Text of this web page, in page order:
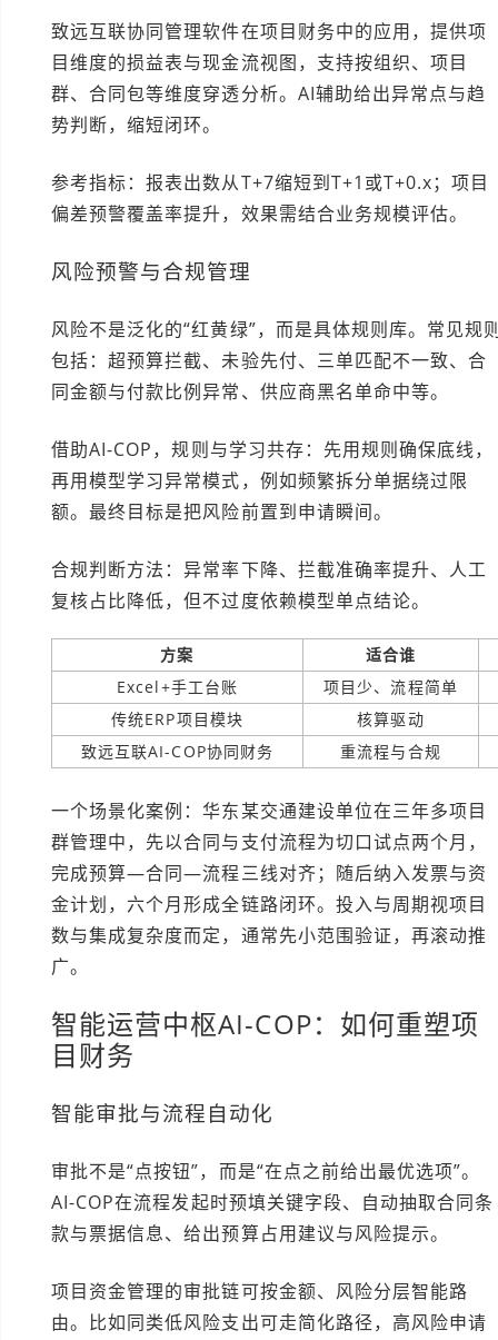
致远互联协同管理软件在项目财务中的应用，提供项
目维度的损益表与现金流视图，支持按组织、项目
群、合同包等维度穿透分析。AI辅助给出异常点与趋
势判断，缩短闭环。
参考指标：报表出数从T+7缩短到T+1或T+0.x；项目
偏差预警覆盖率提升，效果需结合业务规模评估。
风险预警与合规管理
风险不是泛化的“红黄绿”，而是具体规则库。常见规
包括：超预算拦截、未验先付、三单匹配不一致、合
同金额与付款比例异常、供应商黑名单命中等。
借助AI-COP，规则与学习共存：先用规则确保底线，
再用模型学习异常模式，例如频繁拆分单据绕过限
额。最终目标是把风险前置到申请瞬间。
合规判断方法：异常率下降、拦截准确率提升、人工
复核占比降低，但不过度依赖模型单点结论。
方案
适合谁
Excel+手工台账
项目少、流程简单
传统ERP项目模块
核算驱动
致远互联AI-COP协同财务
重流程与合规
一个场景化案例：华东某交通建设单位在三年多项目
群管理中，先以合同与支付流程为切口试点两个月，
完成预算—合同—流程三线对齐；随后纳入发票与资
金计划，六个月形成全链路闭环。投入与周期视项目
数与集成复杂度而定，通常先小范围验证，再滚动推
广。
智能运营中枢AI-COP：如何重塑项
目财务
智能审批与流程自动化
审批不是“点按钮”，而是“在点之前给出最优选项”。
AI-COP在流程发起时预填关键字段、自动抽取合同条
款与票据信息、给出预算占用建议与风险提示。
项目资金管理的审批链可按金额、风险分层智能路
由。比如同类低风险支出可走简化路径，高风险申请